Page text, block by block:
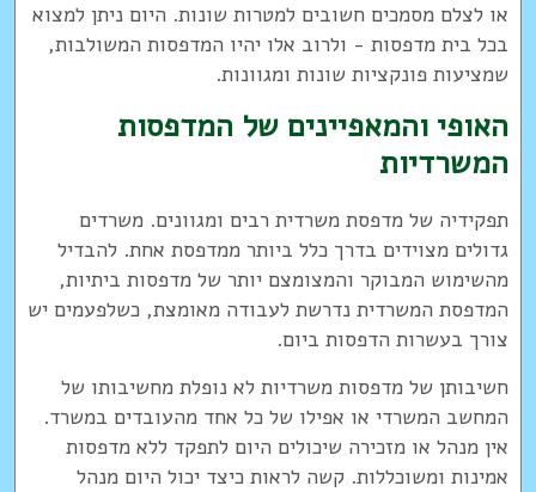
או לצלם מסמכים חשובים למטרות שונות. היום ניתן למצוא
בכל בית מדפסות - ולרוב אלו יהיו המדפסות המשולבות,
שמציעות פונקציות שונות ומגוונות.
האופי והמאפיינים של המדפסות
המשרדיות
תפקידיה של מדפסת משרדית רבים ומגוונים. משרדים
גדולים מצוידים בדרך כלל ביותר ממדפסת אחת. להבדיל
מהשימוש המבוקר והמצומצם יותר של מדפסות ביתיות,
המדפסת המשרדית נדרשת לעבודה מאומצת, כשלפעמים יש
צורך בעשרות הדפסות ביום.
חשיבותן של מדפסות משרדיות לא נופלת מחשיבותו של
המחשב המשרדי או אפילו של כל אחד מהעובדים במשרד.
אין מנהל או מזכירה שיכולים היום לתפקד ללא מדפסות
אמינות ומשוכללות. קשה לראות כיצד יכול היום מנהל